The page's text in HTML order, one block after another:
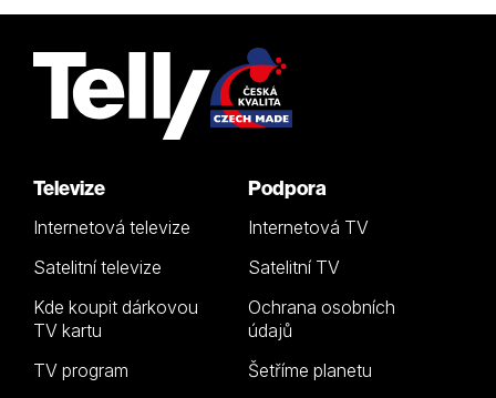
Televize
Internetová televize
Satelitní televize
Kde koupit dárkovou
TV kartu
TV program
Podpora
Internetová TV
Satelitní TV
Ochrana osobních
údajů
Šetříme planetu